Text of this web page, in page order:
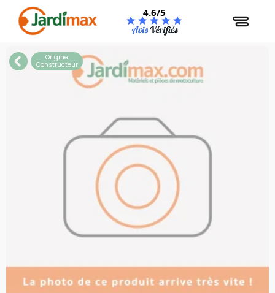
4.6/5
Origine
Constructeur
Panneau de gestion des cookies